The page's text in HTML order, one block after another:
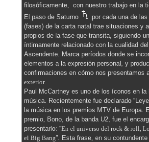
filosóficamente, con nuestro trabajo en la
El paso de Saturno
por cada una de
(fases) de la carta natal trae situaciones y
propios de la fase que transita, siguiendo un
íntimamente relacionado con la cualidad
Ascendente. Marca períodos donde se
elementos a la expresión personal, y
confirmaciones en cómo nos presentamos
exterior.
Paul McCartney es uno de los íconos en la
música. Recientemente fue declarado
la música en los premios MTV de Europa.
premio, Bono, de la banda U2, fue el
presentarlo: “En el universo del rock & roll,
el Big Bang”. Esta frase, en su